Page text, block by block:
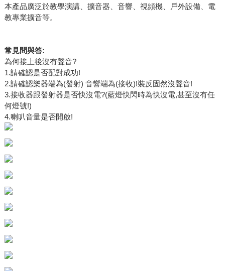
本產品廣泛於教學演講、擴音器、音響、視頻機、戶外設備、電
教專業擴音等。
常見問與答:
為何接上後沒有聲音?
1.請確認是否配對成功!
2.請確認樂器端為(發射) 音響端為(接收)!裝反固然沒聲音!
3.接收器跟發射器是否快沒電?(藍燈快閃時為快沒電,甚至沒有任
何燈號!)
4.喇叭音量是否開啟!